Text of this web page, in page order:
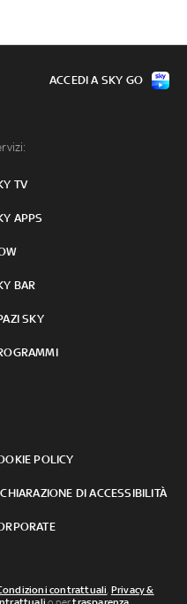
TV
APPS
BAR
SKY
POLICY
DI ACCESSIBILITÀ
ACCEDI A SKY GO
contrattuali, Privacy &